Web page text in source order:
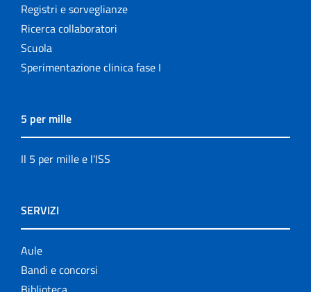
Registri e sorveglianze
Ricerca collaboratori
Scuola
Sperimentazione clinica fase I
5 per mille
Il 5 per mille e l'ISS
SERVIZI
Aule
Bandi e concorsi